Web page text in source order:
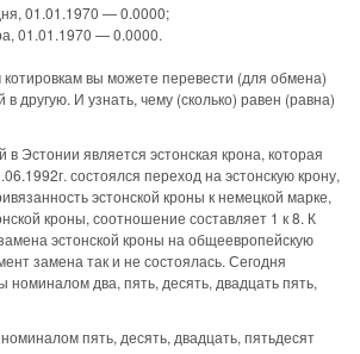
01.01.1970 — 0.0000;
01.01.1970 — 0.0000.
вы можете перевести (для обмена)
другую. И узнать, чему (сколько) равен (равна)
Эстонии является эстонская крона, которая
состоялся переход на эстонскую крону,
эстонской кроны к немецкой марке,
кроны, соотношение составляет 1 к 8. К
эстонской кроны на общеевропейскую
замена так и не состоялась. Сегодня
номиналом два, пять, десять, двадцать пять,
пять, десять, двадцать, пятьдесят